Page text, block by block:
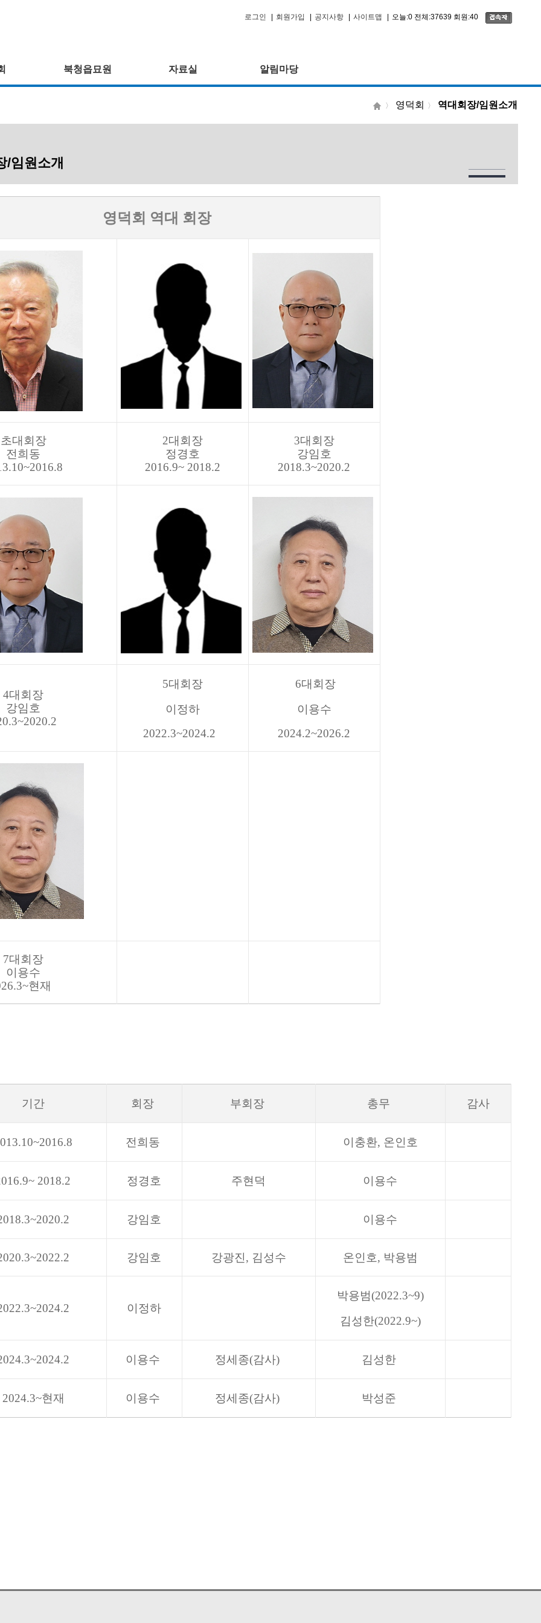
로그인 회원가입 공지사항 사이트맵 오늘:0 전체:37639 회원:40
북청읍묘원 자료실 알림마당
〉 영덕회 〉 역대회장/임원소개
/임원소개
영덕회 역대 회장
초대회장
전희동
2대회장
정경호
2016.9~ 2018.2
3대회장
강임호
2018.3~2020.2
4대회장
강임호
5대회장
이정하
2022.3~2024.2
6대회장
이용수
2024.2~2026.2
7대회장
이용수
현재
기간 회장 부회장 총무 감사
전희동 이충환, 온인호
2018.2 정경호 주현덕 이용수
강임호 이용수
강임호 강광진, 김성수 온인호, 박용범
이정하
박용범(2022.3~9)
김성한(2022.9~)
이용수 정세종(감사) 김성한
2024.3~현재 이용수 정세종(감사) 박성준